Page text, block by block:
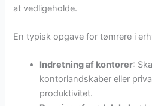
at vedligeholde.
En typisk opgave for tømrere i
Indretning af kontorer:
kontorlandskaber eller
produktivitet.